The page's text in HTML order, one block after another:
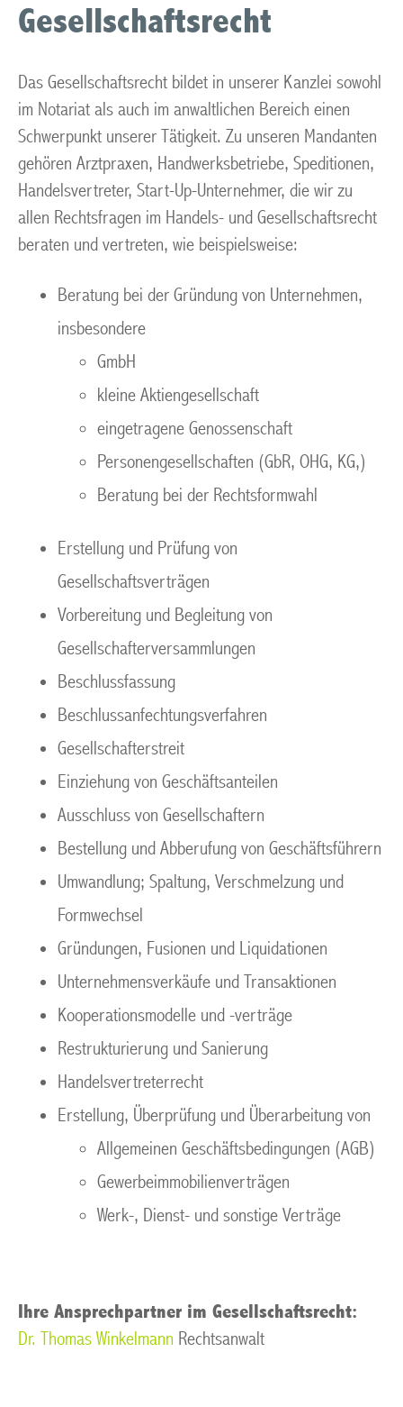
Gesellschaftsrecht
Das Gesellschaftsrecht bildet in unserer Kanzlei sowohl
im Notariat als auch im anwaltlichen Bereich einen
Schwerpunkt unserer Tätigkeit. Zu unseren Mandanten
gehören Arztpraxen, Handwerksbetriebe, Speditionen,
Handelsvertreter, Start-Up-Unternehmer, die wir zu
allen Rechtsfragen im Handels- und Gesellschaftsrecht
beraten und vertreten, wie beispielsweise:
Beratung bei der Gründung von Unternehmen,
insbesondere
GmbH
kleine Aktiengesellschaft
eingetragene Genossenschaft
Personengesellschaften (GbR, OHG, KG,)
Beratung bei der Rechtsformwahl
Erstellung und Prüfung von
Gesellschaftsverträgen
Vorbereitung und Begleitung von
Gesellschafterversammlungen
Beschlussfassung
Beschlussanfechtungsverfahren
Gesellschafterstreit
Einziehung von Geschäftsanteilen
Ausschluss von Gesellschaftern
Bestellung und Abberufung von Geschäftsführern
Umwandlung; Spaltung, Verschmelzung und
Formwechsel
Gründungen, Fusionen und Liquidationen
Unternehmensverkäufe und Transaktionen
Kooperationsmodelle und -verträge
Restrukturierung und Sanierung
Handelsvertreterrecht
Erstellung, Überprüfung und Überarbeitung von
Allgemeinen Geschäftsbedingungen (AGB)
Gewerbeimmobilienverträgen
Werk-, Dienst- und sonstige Verträge
Ihre Ansprechpartner im Gesellschaftsrecht:
Dr. Thomas Winkelmann Rechtsanwalt